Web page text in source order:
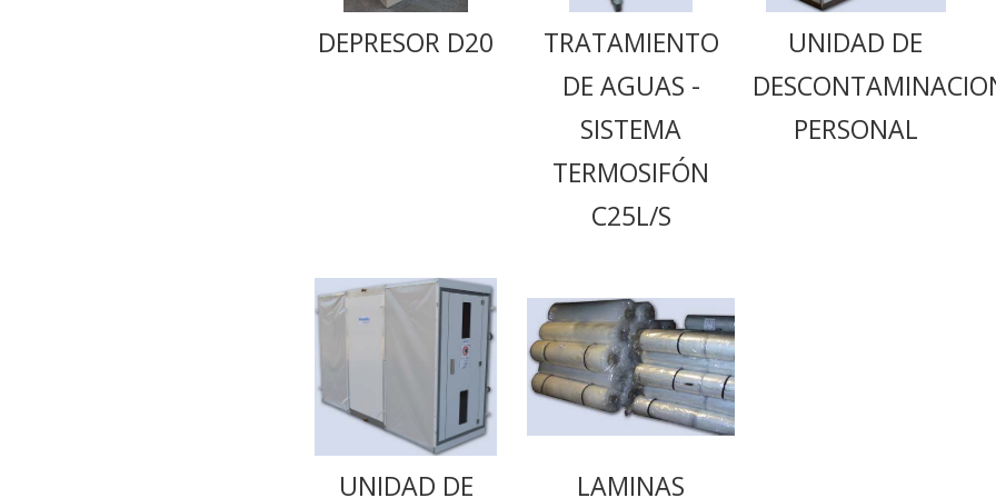
DEPRESOR D20
TRATAMIENTO
DE AGUAS -
SISTEMA
TERMOSIFÓN
C25L/S
UNIDAD DE
PERSONAL
UNIDAD DE
LAMINAS